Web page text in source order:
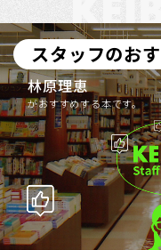
スタッフのお
林原理恵
がおすすめする本です。